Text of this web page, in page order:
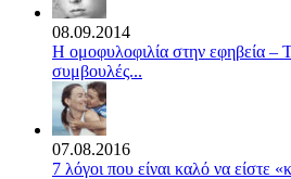
08.09.2014
Η ομοφυλοφιλία στην εφηβεία –
συμβουλές...
07.08.2016
7 λόγοι που είναι καλό να είστε